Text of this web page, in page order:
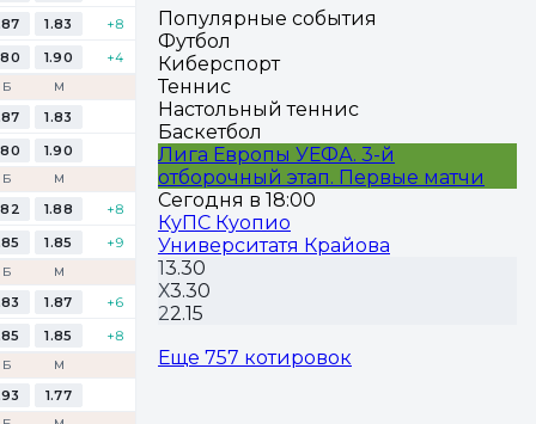
1.83
+8
1.90 +4
Б М
1.83
1.90
Б М
1.88
+8
1.85 +9
Б М
1.87
+6
1.85 +8
Б М
1.77
Популярные события
Футбол
Киберспорт
Теннис
Настольный теннис
Баскетбол
Лига Европы УЕФА. 3-й
отборочный этап. Первые матчи
Сегодня в 18:00
КуПС Куопио
Университатя Крайова
13.30
Х3.30
22.15
Еще 757 котировок